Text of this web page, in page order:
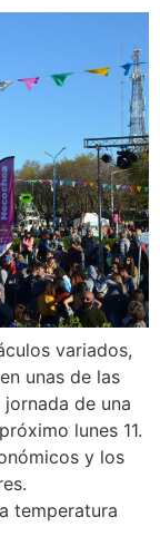
variados,
unas de las
de una
lunes 11.
y los
temperatura